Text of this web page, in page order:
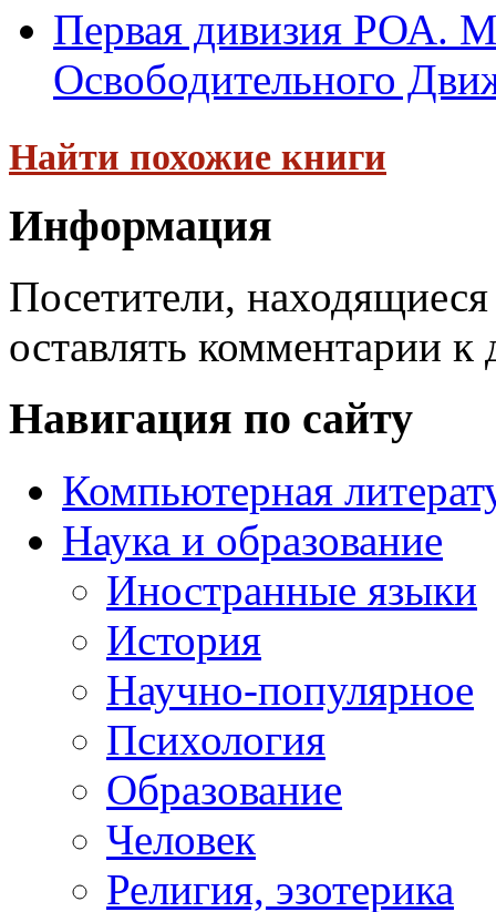
Первая дивизия РОА.
Освободительного
Найти похожие книги
Информация
Посетители,
оставлять комментарии к
Навигация по сайту
Компьютерная
Наука и образование
Иностранные языки
История
Научно-популярное
Психология
Образование
Человек
Религия, эзотерика